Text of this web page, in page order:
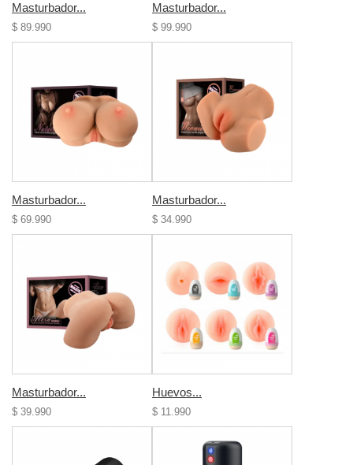
Masturbador...
$ 89.990
Masturbador...
$ 99.990
Masturbador...
$ 69.990
Masturbador...
$ 34.990
Masturbador...
$ 39.990
Huevos...
$ 11.990